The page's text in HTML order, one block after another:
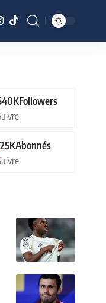
Followers
Abonnés